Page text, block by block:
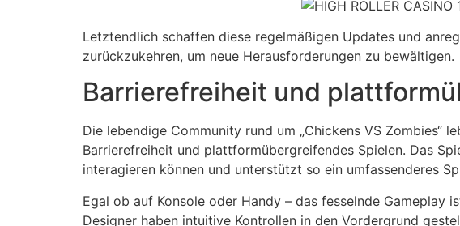
Letztendlich schaffen diese regelmäßigen Updates und
zurückzukehren, um neue Herausforderungen zu bewältigen.
Barrierefreiheit und
Die lebendige Community rund um „Chickens VS Zombies“
Barrierefreiheit und plattformübergreifendes Spielen. Das
interagieren können und unterstützt so ein umfassenderes
Egal ob auf Konsole oder Handy – das fesselnde
Designer haben intuitive Kontrollen in den Vordergrund